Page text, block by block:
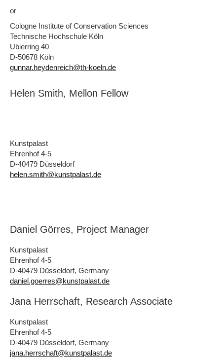
or
Cologne Institute of Conservation Sciences
Technische Hochschule Köln
Ubierring 40
D-50678 Köln
gunnar.heydenreich@th-koeln.de
Helen Smith, Mellon Fellow
Kunstpalast
Ehrenhof 4-5
D-40479 Düsseldorf
helen.smith@kunstpalast.de
Daniel Görres, Project Manager
Kunstpalast
Ehrenhof 4-5
D-40479 Düsseldorf, Germany
daniel.goerres@kunstpalast.de
Jana Herrschaft, Research Associate
Kunstpalast
Ehrenhof 4-5
D-40479 Düsseldorf, Germany
jana.herrschaft@kunstpalast.de